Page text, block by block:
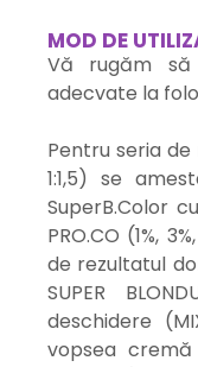
MOD DE
Vă rugăm să
adecvate la
Pentru seria
1:1,5) se
SuperB.Color
PRO.CO (1%,
de rezultatul
SUPER
deschidere
vopsea